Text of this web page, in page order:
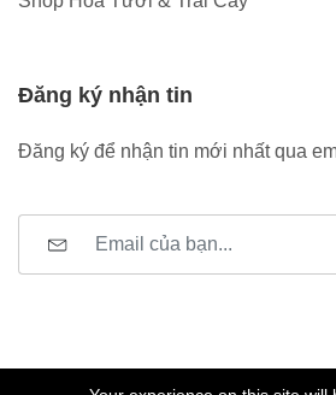
Đăng ký nhận tin
Đăng ký để nhận tin mới nhất qua